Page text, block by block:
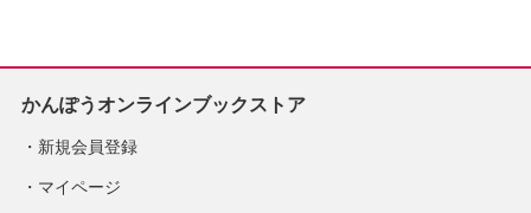
かんぽうオンラインブックストア
新規会員登録
マイページ